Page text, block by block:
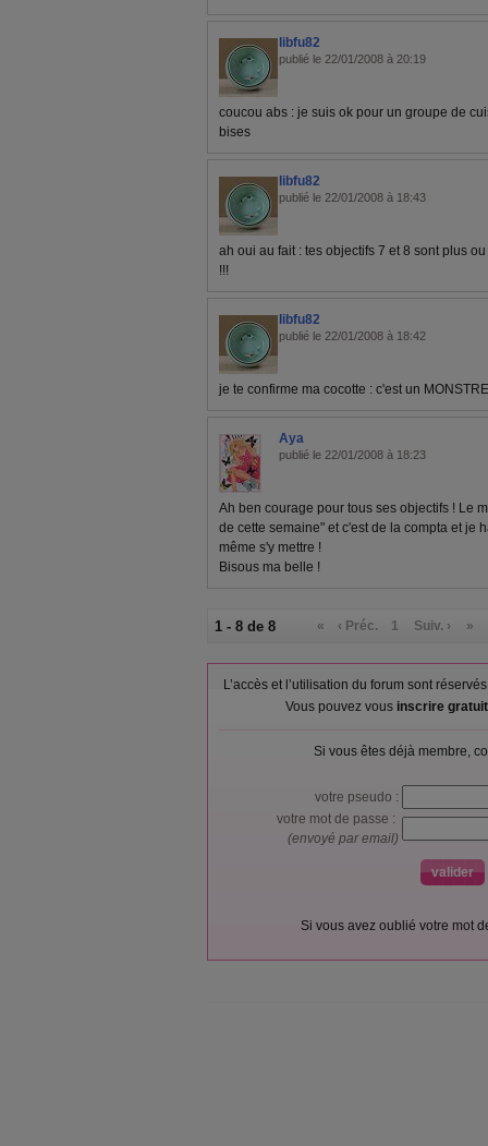
libfu82
publié le 22/01/2008 à 20:19
coucou abs : je suis ok pour un groupe de
bises
libfu82
publié le 22/01/2008 à 18:43
ah oui au fait : tes objectifs 7 et 8 sont plus
!!!
libfu82
publié le 22/01/2008 à 18:42
je te confirme ma cocotte : c'est un
Aya
publié le 22/01/2008 à 18:23
Ah ben courage pour tous ses objectifs ! Le
de cette semaine" et c'est de la compta et je
même s'y mettre !
Bisous ma belle !
1 - 8 de 8 « ‹ Préc. 1 Suiv. › »
L’accès et l’utilisation du forum sont
Vous pouvez vous inscrire
Si vous êtes déjà membre,
votre pseudo :
votre mot de passe :
(envoyé par email)
Si vous avez oublié votre mot